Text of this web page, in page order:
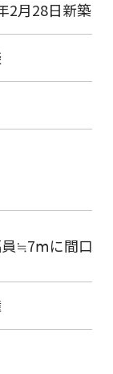
2月28日新築
員≒7ⅿに間口